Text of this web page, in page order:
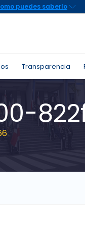
Transparencia